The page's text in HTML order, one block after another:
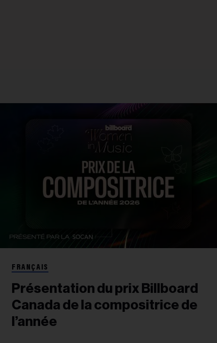
FRANÇAIS
Présentation du prix Billboard
Canada de la compositrice de
l’année